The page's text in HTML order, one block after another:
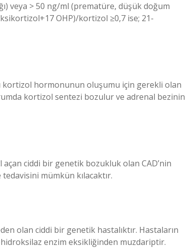
veya > 50 ng/ml (prematüre, düşük doğum
OHP)/kortizol ≥0,7 ise; 21-
kortizol hormonunun oluşumu için gerekli olan
kortizol sentezi bozulur ve adrenal bezinin
açan ciddi bir genetik bozukluk olan CAD’nin
mümkün kılacaktır.
olan ciddi bir genetik hastalıktır. Hastaların
hidroksilaz enzim eksikliğinden muzdariptir.